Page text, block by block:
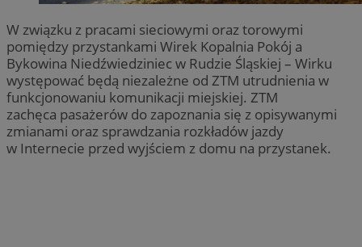
W związku z pracami sieciowymi oraz torowymi
pomiędzy przystankami Wirek Kopalnia Pokój a
Bykowina Niedźwiedziniec w Rudzie Śląskiej – Wirku
występować będą niezależne od ZTM utrudnienia w
funkcjonowaniu komunikacji miejskiej. ZTM
zachęca pasażerów do zapoznania się z opisywanymi
zmianami oraz sprawdzania rozkładów jazdy
w Internecie przed wyjściem z domu na przystanek.